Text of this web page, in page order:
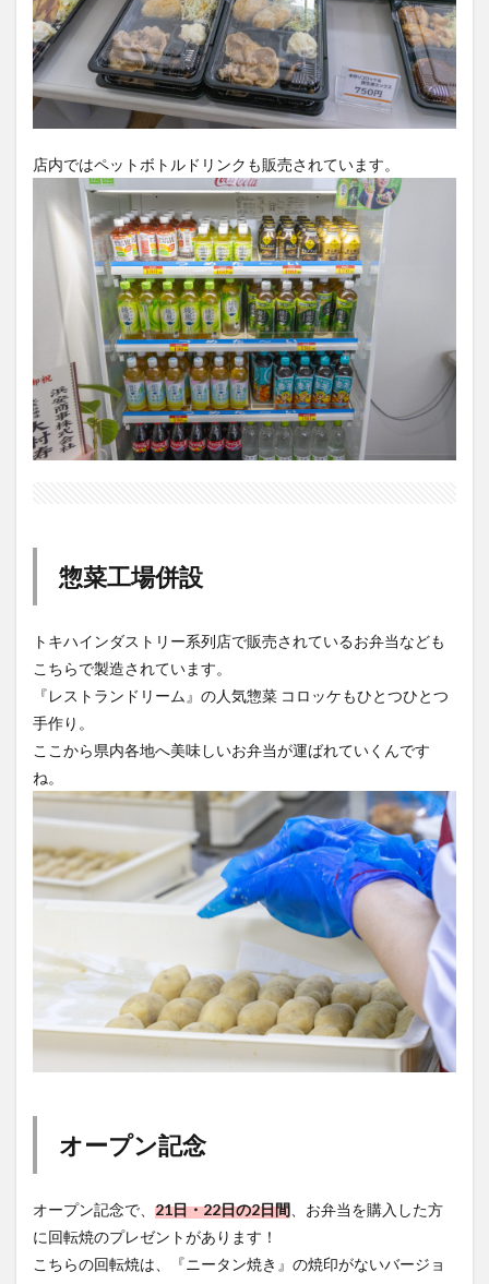
店内ではペットボトルドリンクも販売されています。
トキハインダストリー系列店で販売されているお弁当なども
こちらで製造されています。
『レストランドリーム』の人気惣菜 コロッケもひとつひとつ
手作り。
ここから県内各地へ美味しいお弁当が運ばれていくんです
ね。
オープン記念で、
に回転焼のプレゼントがあります！
こちらの回転焼は、『ニータン焼き』の焼印がないバージョ
ン。